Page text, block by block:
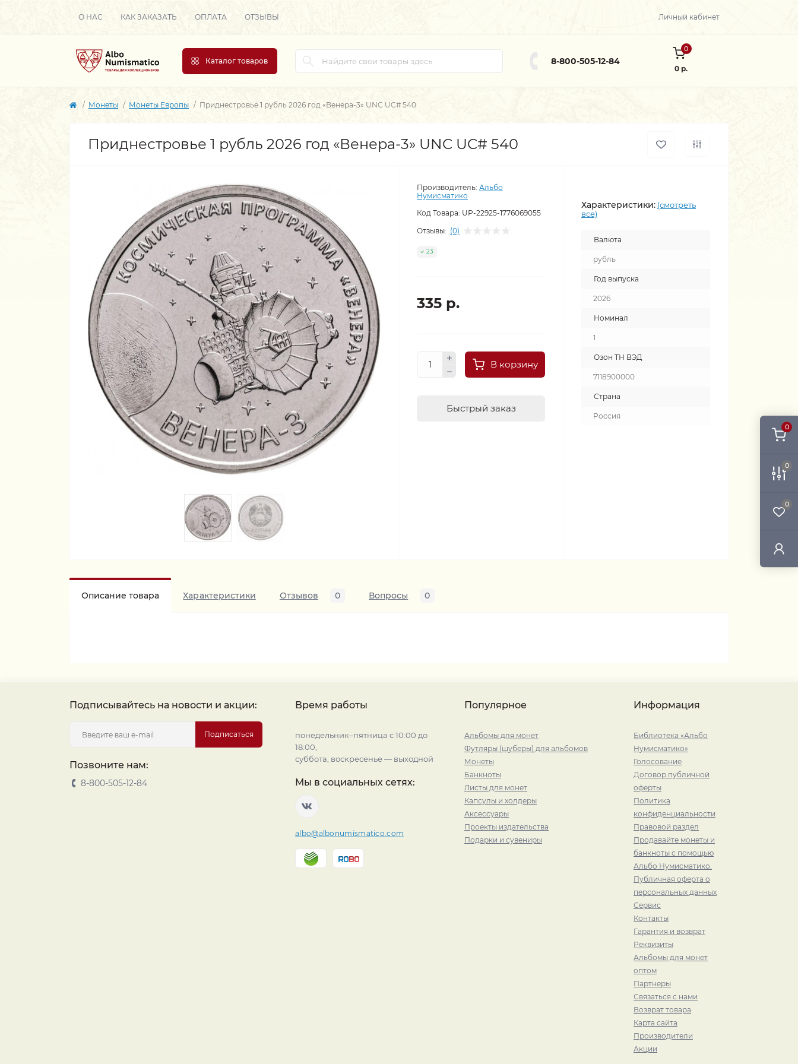
0
0
0
О НАС КАК ЗАКАЗАТЬ ОПЛАТА ОТЗЫВЫ Личный кабинет
Каталог товаров 8-800-505-12-84
0
0 р.
Монеты Монеты Европы Приднестровье 1 рубль 2026 год «Венера-3» UNC UC# 540
Приднестровье 1 рубль 2026 год «Венера-3» UNC UC# 540
Производитель: Альбо
Нумисматико
Код Товара: UP-22925-1776069055
Отзывы: (0)
23
335 р.
В корзину
Быстрый заказ
Характеристики: (смотреть
все)
Валюта
рубль
Год выпуска
2026
Номинал
1
Озон ТН ВЭД
7118900000
Страна
Россия
Описание товара Характеристики Отзывов 0 Вопросы 0
Подписывайтесь на новости и акции:
Подписаться
Позвоните нам:
8-800-505-12-84
Время работы
понедельник–пятница с 10:00 до
18:00,
суббота, воскресенье — выходной
Мы в социальных сетях:
albo@albonumismatico.com
Популярное
Альбомы для монет
Футляры (шуберы) для альбомов
Монеты
Банкноты
Листы для монет
Капсулы и холдеры
Аксессуары
Проекты издательства
Подарки и сувениры
Информация
Библиотека «Альбо
Нумисматико»
Голосование
Договор публичной
оферты
Политика
конфиденциальности
Правовой раздел
Продавайте монеты и
банкноты с помощью
Альбо Нумисматико.
Публичная оферта о
персональных данных
Сервис
Контакты
Гарантия и возврат
Реквизиты
Альбомы для монет
оптом
Партнеры
Связаться с нами
Возврат товара
Карта сайта
Производители
Акции